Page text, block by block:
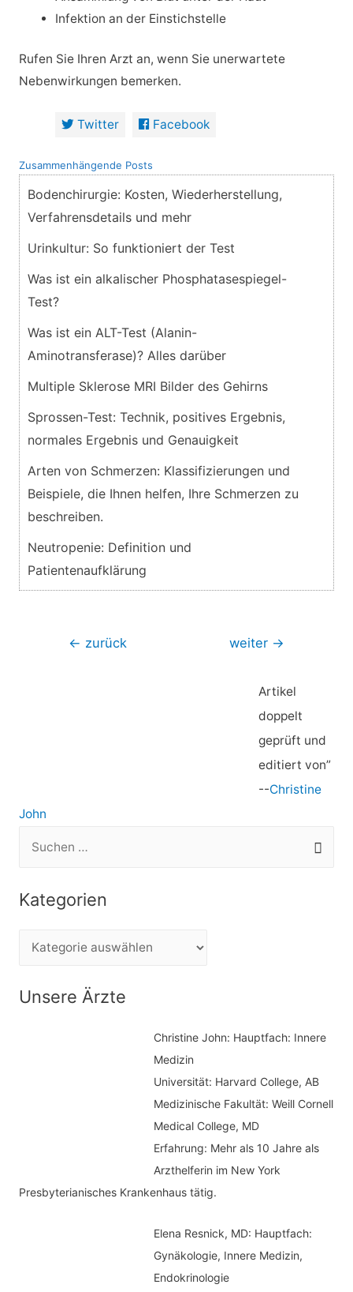
Infektion an der Einstichstelle
Rufen Sie Ihren Arzt an, wenn Sie unerwartete
Nebenwirkungen bemerken.
Twitter Facebook
Zusammenhängende Posts
Bodenchirurgie: Kosten, Wiederherstellung,
Verfahrensdetails und mehr
Urinkultur: So funktioniert der Test
Was ist ein alkalischer Phosphatasespiegel-
Test?
Was ist ein ALT-Test (Alanin-
Aminotransferase)? Alles darüber
Multiple Sklerose MRI Bilder des Gehirns
Sprossen-Test: Technik, positives Ergebnis,
normales Ergebnis und Genauigkeit
Arten von Schmerzen: Klassifizierungen und
Beispiele, die Ihnen helfen, Ihre Schmerzen zu
beschreiben.
Neutropenie: Definition und
Patientenaufklärung
Beitragsnavigation
← zurück weiter →
Artikel
doppelt
geprüft und
editiert von”
--Christine
John
Kategorien
tUnsere Ärzte
Christine John: Hauptfach: Innere
Medizin
Universität: Harvard College, AB
Medizinische Fakultät: Weill Cornell
Medical College, MD
Erfahrung: Mehr als 10 Jahre als
Arzthelferin im New York
Presbyterianisches Krankenhaus tätig.
Elena Resnick, MD: Hauptfach:
Gynäkologie, Innere Medizin,
Endokrinologie